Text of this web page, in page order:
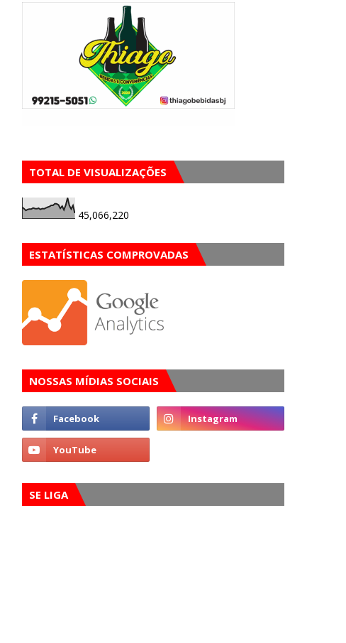
TOTAL DE VISUALIZAÇÕES
45,066,220
ESTATÍSTICAS COMPROVADAS
NOSSAS MÍDIAS SOCIAIS
SE LIGA